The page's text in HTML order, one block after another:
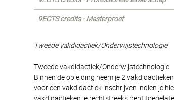
9ECTS credits - Masterproef
Tweede vakdidactiek/Onderwijstechnologie
Tweede vakdidactiek/Onderwijstechnologie
Binnen de opleiding neem je 2
voor een vakdidactiek inschrijven indien je